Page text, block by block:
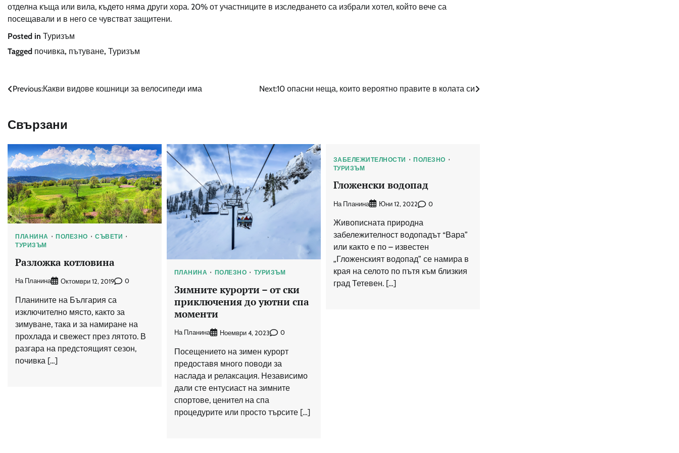
отделна къща или вила, където няма други хора. 20% от участниците в изследването са избрали хотел, който вече са
посещавали и в него се чувстват защитени.
Posted in Туризъм
Tagged почивка, пътуване, Туризъм
Навигация
Previous:Какви видове кошници за велосипеди има Next:10 опасни неща, които вероятно правите в колата си
Свързани
ПЛАНИНА ПОЛЕЗНО
СЪВЕТИ
ТУРИЗЪМ
Разложка котловина
На Планина Октомври 12, 2019 0
Планините на България са
изключително място, както за
зимуване, така и за намиране на
прохлада и свежест през лятото. В
разгара на предстоящият сезон,
почивка […]
ПЛАНИНА ПОЛЕЗНО ТУРИЗЪМ
Зимните курорти – от ски
приключения до уютни спа
моменти
На Планина Ноември 4, 2023 0
Посещението на зимен курорт
предоставя много поводи за
наслада и релаксация. Независимо
дали сте ентусиаст на зимните
спортове, ценител на спа
процедурите или просто търсите […]
ЗАБЕЛЕЖИТЕЛНОСТИ
ПОЛЕЗНО
ТУРИЗЪМ
Гложенски водопад
На Планина Юни 12, 2022 0
Живописната природна
забележителност водопадът “Вара”
или както е по – известен
„Гложенският водопад” се намира в
края на селото по пътя към близкия
град Тетевен. […]